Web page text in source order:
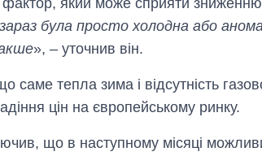
була просто холодна або
», – уточнив він.
саме тепла зима і відсутність
цін на європейському ринку.
що в наступному місяці